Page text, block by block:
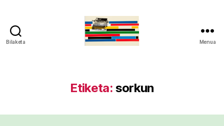
Bilaketa Menua
Etiketa: sorkun